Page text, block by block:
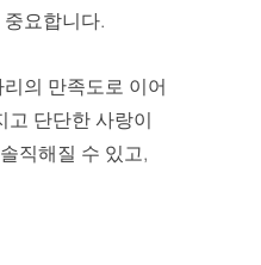
요합니다.
의 만족도로 이어
고 단단한 사랑이
직해질 수 있고,